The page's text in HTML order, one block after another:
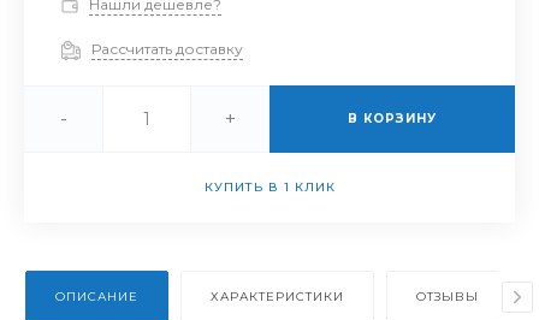
Нашли дешевле?
Рассчитать доставку
- + В КОРЗИНУ
КУПИТЬ В 1 КЛИК
ОПИСАНИЕ ХАРАКТЕРИСТИКИ ОТЗЫВЫ